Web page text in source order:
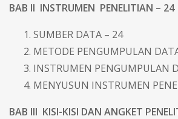
BAB II INSTRUMEN PENELITIAN – 24
SUMBER DATA – 24
METODE PENGUMPULAN
INSTRUMEN PENGUMPULAN
MENYUSUN INSTRUMEN
BAB III KISI-KISI DAN ANGKET